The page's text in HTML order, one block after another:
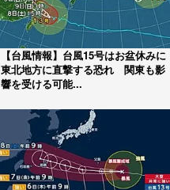
【台風情報】台風15号はお盆休みに
東北地方に直撃する恐れ 関東も影
響を受ける可能...